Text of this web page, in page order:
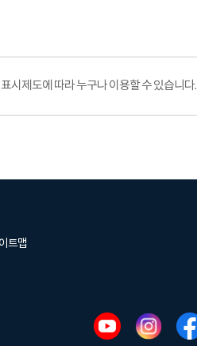
시제도에 따라 누구나 이용할 수 있습니다.
트맵